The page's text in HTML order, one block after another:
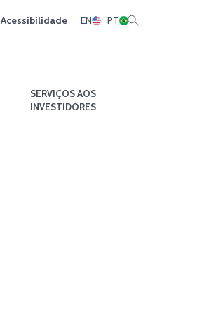
Acessibilidade EN PT
SERVIÇOS AOS
INVESTIDORES